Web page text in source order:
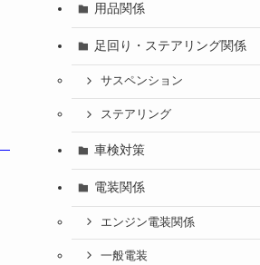
用品関係
足回り・ステアリング関係
サスペンション
ステアリング
車検対策
電装関係
エンジン電装関係
一般電装